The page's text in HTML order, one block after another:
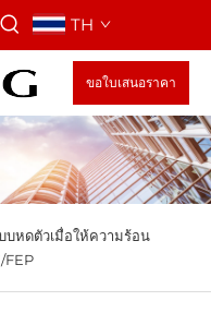
TH
ขอใบเสนอราคา
หดตัวเมื่อให้ความร้อน
FEP